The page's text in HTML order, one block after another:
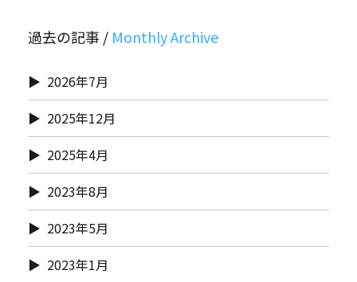
過去の記事 /
2026年7月
2025年12月
2025年4月
2023年8月
2023年5月
2023年1月